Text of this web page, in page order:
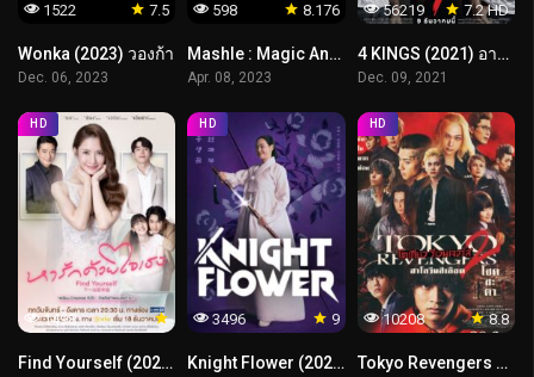
7.5
1522
Wonka (2023) วองก้า
Dec. 06, 2023
8.176
598
Mashle : Magic And Muscles ศึกโลกเวทมนตร์คนพลังกล้าม
Apr. 08, 2023
7.2 HD
56219
4 KINGS (2021) อาชีวะยุค 90
Dec. 09, 2021
1498
HD
Find Yourself (2023) หารักด้วยใจเธอ
9
3496
HD
Knight Flower (2024)
8.8
10208
HD
Tokyo Revengers 2 Part 1: Bloody Halloween Destiny (2023) โตเกียว รีเวนเจอร์ส: ฮาโลวีนสีเลือด โชคชะตา